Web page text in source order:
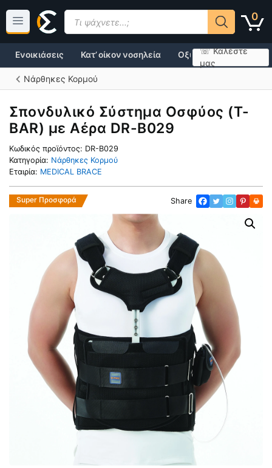
περιεχόμενο
0
Products
search
☏ Καλέστε
μας
Κατ’ οίκον νοσηλεία Οξυγονοθεραπεία
Ενοικιάσεις
Νάρθηκες Κορμού
Σπονδυλικό Σύστημα Οσφύος (T-
BAR) με Αέρα DR-B029
Κωδικός προϊόντος: DR-B029
Κατηγορία: Νάρθηκες Κορμού
Εταιρία: MEDICAL BRACE
Share
Super Προσφορά